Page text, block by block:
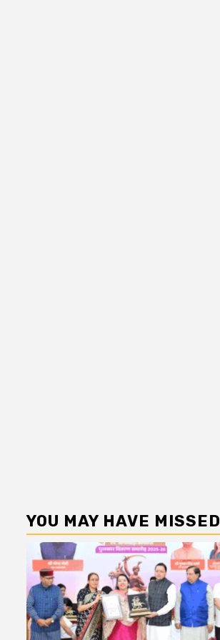
YOU MAY HAVE MISSED